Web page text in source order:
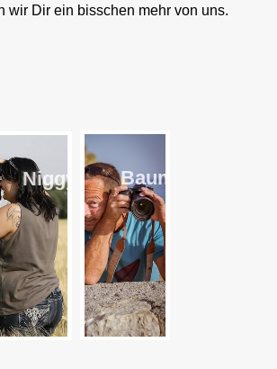
wir Dir ein bisschen mehr von uns.
Niggy Baumi